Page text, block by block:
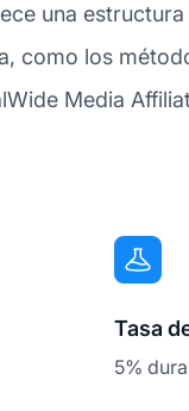
una
como los
Media
Tasa
5%